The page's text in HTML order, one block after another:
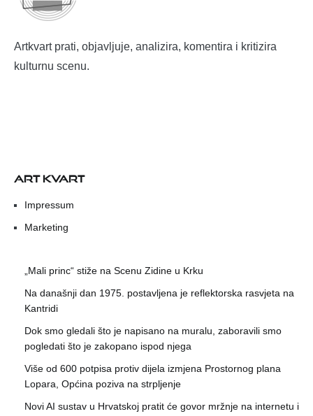
Artkvart prati, objavljuje, analizira, komentira i kritizira
kulturnu scenu.
ART KVART
Impressum
Marketing
„Mali princ“ stiže na Scenu Zidine u Krku
Na današnji dan 1975. postavljena je reflektorska rasvjeta na
Kantridi
Dok smo gledali što je napisano na muralu, zaboravili smo
pogledati što je zakopano ispod njega
Više od 600 potpisa protiv dijela izmjena Prostornog plana
Lopara, Općina poziva na strpljenje
Novi AI sustav u Hrvatskoj pratit će govor mržnje na internetu i